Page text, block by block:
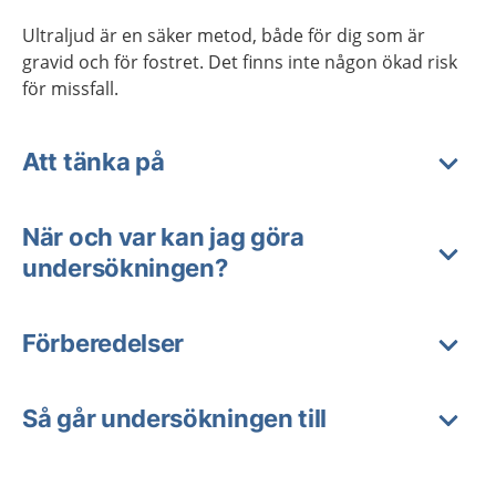
Ultraljud är en säker metod, både för dig som är
gravid och för fostret. Det finns inte någon ökad risk
för missfall.
Att tänka på
När och var kan jag göra
undersökningen?
Förberedelser
Så går undersökningen till